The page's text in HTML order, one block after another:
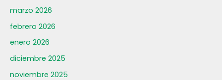
marzo 2026
febrero 2026
enero 2026
diciembre 2025
noviembre 2025